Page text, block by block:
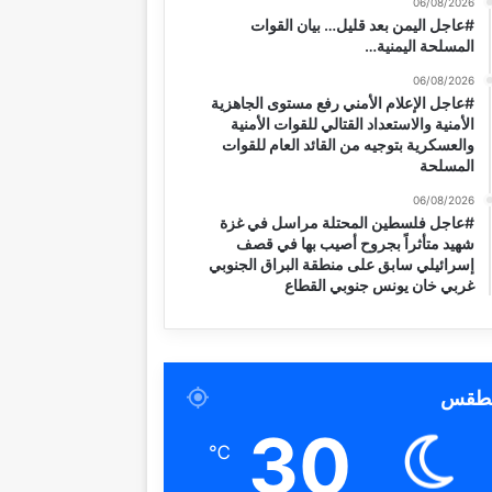
#عاجل اليمن بعد قليل… بيان القوات
المسلحة اليمنية…
06/08/2026
#عاجل الإعلام الأمني رفع مستوى الجاهزية
الأمنية والاستعداد القتالي للقوات الأمنية
والعسكرية بتوجيه من القائد العام للقوات
المسلحة
06/08/2026
#عاجل فلسطين المحتلة مراسل في غزة
شهيد متأثراً بجروح أصيب بها في قصف
إسرائيلي سابق على منطقة البراق الجنوبي
غربي خان يونس جنوبي القطاع
30
℃